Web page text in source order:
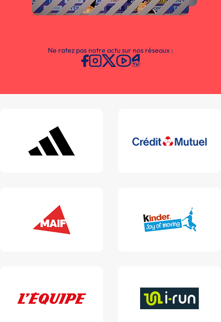
Ne ratez pas notre actu sur nos réseaux :